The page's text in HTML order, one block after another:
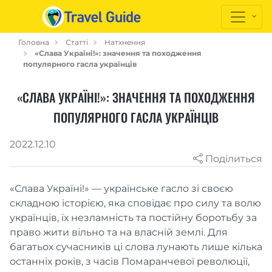
Головна Статті
Натхнення
«Слава Україні!»: значення та походження
популярного гасла українців
«СЛАВА УКРАЇНІ!»: ЗНАЧЕННЯ ТА ПОХОДЖЕННЯ
ПОПУЛЯРНОГО ГАСЛА УКРАЇНЦІВ
2022.12.10
Поділиться
«Слава Україні!» — українське гасло зі своєю
складною історією, яка сповідає про силу та волю
українців, їх незламність та постійну боротьбу за
право жити вільно та на власній землі. Для
багатьох сучасників ці слова лунають лише кілька
останніх років, з часів Помаранчевої революції,